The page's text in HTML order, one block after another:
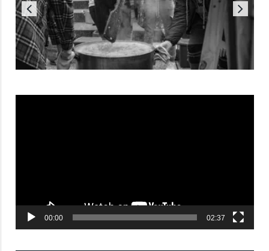
00:00 02:37